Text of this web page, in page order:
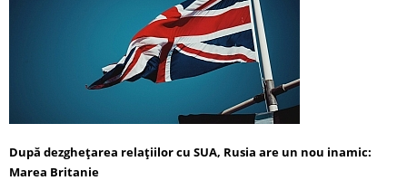
După dezghețarea relațiilor cu SUA, Rusia are un nou inamic:
Marea Britanie